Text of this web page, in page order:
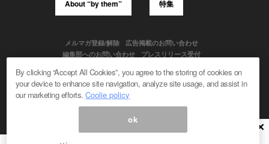
About “by them” 特集
メルマガ登録/解除
広告掲載のお問い合わせ
編集部へのお問い合わせ
プレスリリース受付
Powered by
© 1999-2026 Magmag, Inc. All Rights Reserved
×
By clicking “Accept All Cookies”, you agree to the storing of cookies on
your device to enhance site navigation, analyze site usage, and assist in
our marketing efforts.Coolie policy
ok